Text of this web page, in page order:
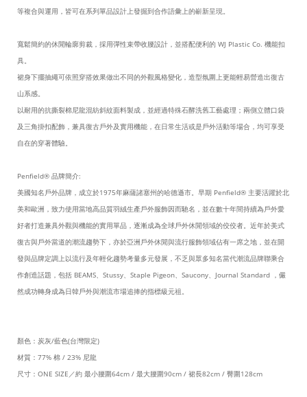
等複合與運用，皆可在系列單品設計上發掘到合作語彙上的嶄新呈現。
寬鬆簡約的休閒輪廓剪裁，採用彈性束帶收腰設計，並搭配便利的 WJ Plastic Co. 機能扣
具。
裙身下擺抽繩可依照穿搭效果做出不同的外觀風格變化，造型氛圍上更能輕易營造出復古
山系感。
以耐用的抗撕裂棉尼龍混紡斜紋面料製成，並經過特殊石酵洗舊工藝處理；兩側立體口袋
及三角掛扣配飾，兼具復古戶外及實用機能，在日常生活或是戶外活動等場合，均可享受
自在的穿著體驗。
Penfield® 品牌簡介:
美國知名戶外品牌，成立於1975年麻薩諸塞州的哈德遜市。早期 Penfield® 主要活躍於北
美和歐洲，致力使用當地高品質羽絨生產戶外服飾因而馳名，並在數十年間持續為戶外愛
好者打造兼具外觀與機能的實用單品，逐漸成為全球戶外休閒領域的佼佼者。近年於美式
復古與戶外當道的潮流趨勢下，亦於亞洲戶外休閒與流行服飾領域佔有一席之地，並在開
發與品牌定調上以流行及年輕化趨勢考量多元發展，不乏與眾多知名當代潮流品牌聯乘合
作創造話題，包括 BEAMS、Stussy、Staple Pigeon、Saucony、Journal Standard ，儼
然成功轉身成為日韓戶外與潮流市場追捧的指標級元祖。
顏色：炭灰/藍色(台灣限定)
材質：77% 棉 / 23% 尼龍
尺寸：ONE SIZE／約 最小腰圍64cm / 最大腰圍90cm / 裙長82cm / 臀圍128cm